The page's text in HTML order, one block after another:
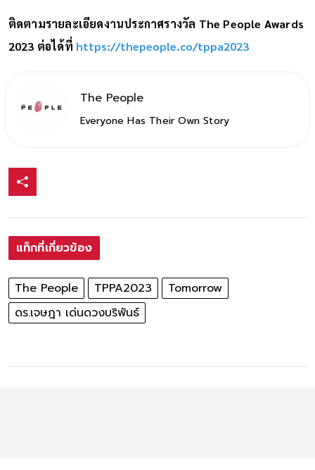
ติดตามรายละเอียดงานประกาศรางวัล The People Awards
2023 ต่อได้ที่ https://thepeople.co/tppa2023
The People
Everyone Has Their Own Story
แท็กที่เกี่ยวข้อง
The People TPPA2023
Tomorrow
ดร.เจษฎา เด่นดวงบริพันธ์